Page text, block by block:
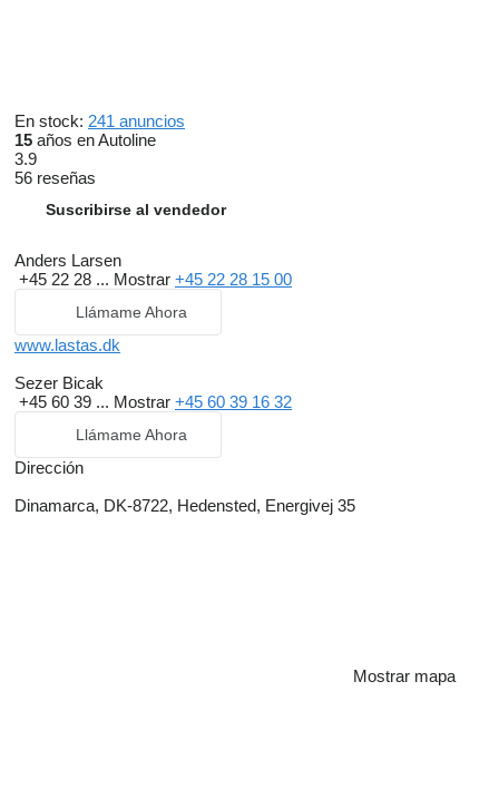
En stock: 241 anuncios
15 años en Autoline
3.9
56 reseñas
Suscribirse al vendedor
Anders Larsen
+45 22 28 ... Mostrar +45 22 28 15 00
Llámame Ahora
www.lastas.dk
Sezer Bicak
+45 60 39 ... Mostrar +45 60 39 16 32
Llámame Ahora
Dirección
Dinamarca, DK-8722, Hedensted, Energivej 35
Mostrar mapa